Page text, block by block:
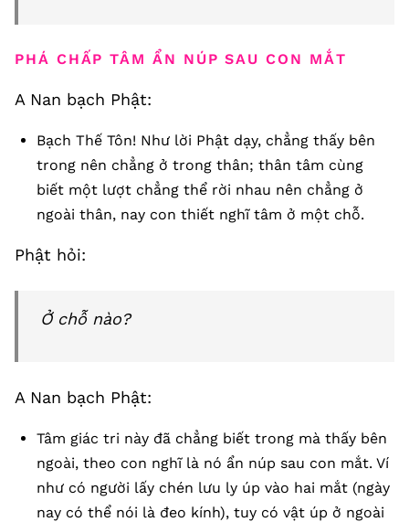
PHÁ CHẤP TÂM ẨN NÚP SAU CON MẮT
A Nan bạch Phật:
Bạch Thế Tôn! Như lời Phật dạy, chẳng thấy bên
trong nên chẳng ở trong thân; thân tâm cùng
biết một lượt chẳng thể rời nhau nên chẳng ở
ngoài thân, nay con thiết nghĩ tâm ở một chỗ.
Phật hỏi:
Ở chỗ nào?
A Nan bạch Phật:
Tâm giác tri này đã chẳng biết trong mà thấy bên
ngoài, theo con nghĩ là nó ẩn núp sau con mắt. Ví
như có người lấy chén lưu ly úp vào hai mắt (ngày
nay có thể nói là đeo kính), tuy có vật úp ở ngoài